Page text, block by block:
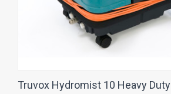
Truvox Hydromist 10 Heavy Duty